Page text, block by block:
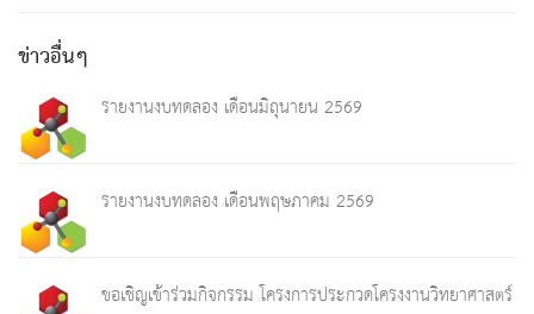
ข่าวอื่นๆ
รายงานงบทดลอง เดือนมิถุนายน 2569
รายงานงบทดลอง เดือนพฤษภาคม 2569
ขอเชิญเข้าร่วมกิจกรรม โครงการประกวดโครงงานวิทยาศาสตร์